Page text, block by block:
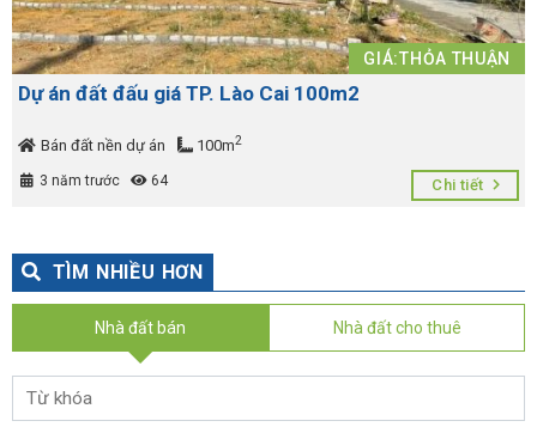
GIÁ:THỎA THUẬN
Dự án đất đấu giá TP. Lào Cai 100m2
Bán đất nền dự án 100m2
3 năm trước 64 Chi tiết
TÌM NHIỀU HƠN
Nhà đất bán Nhà đất cho thuê